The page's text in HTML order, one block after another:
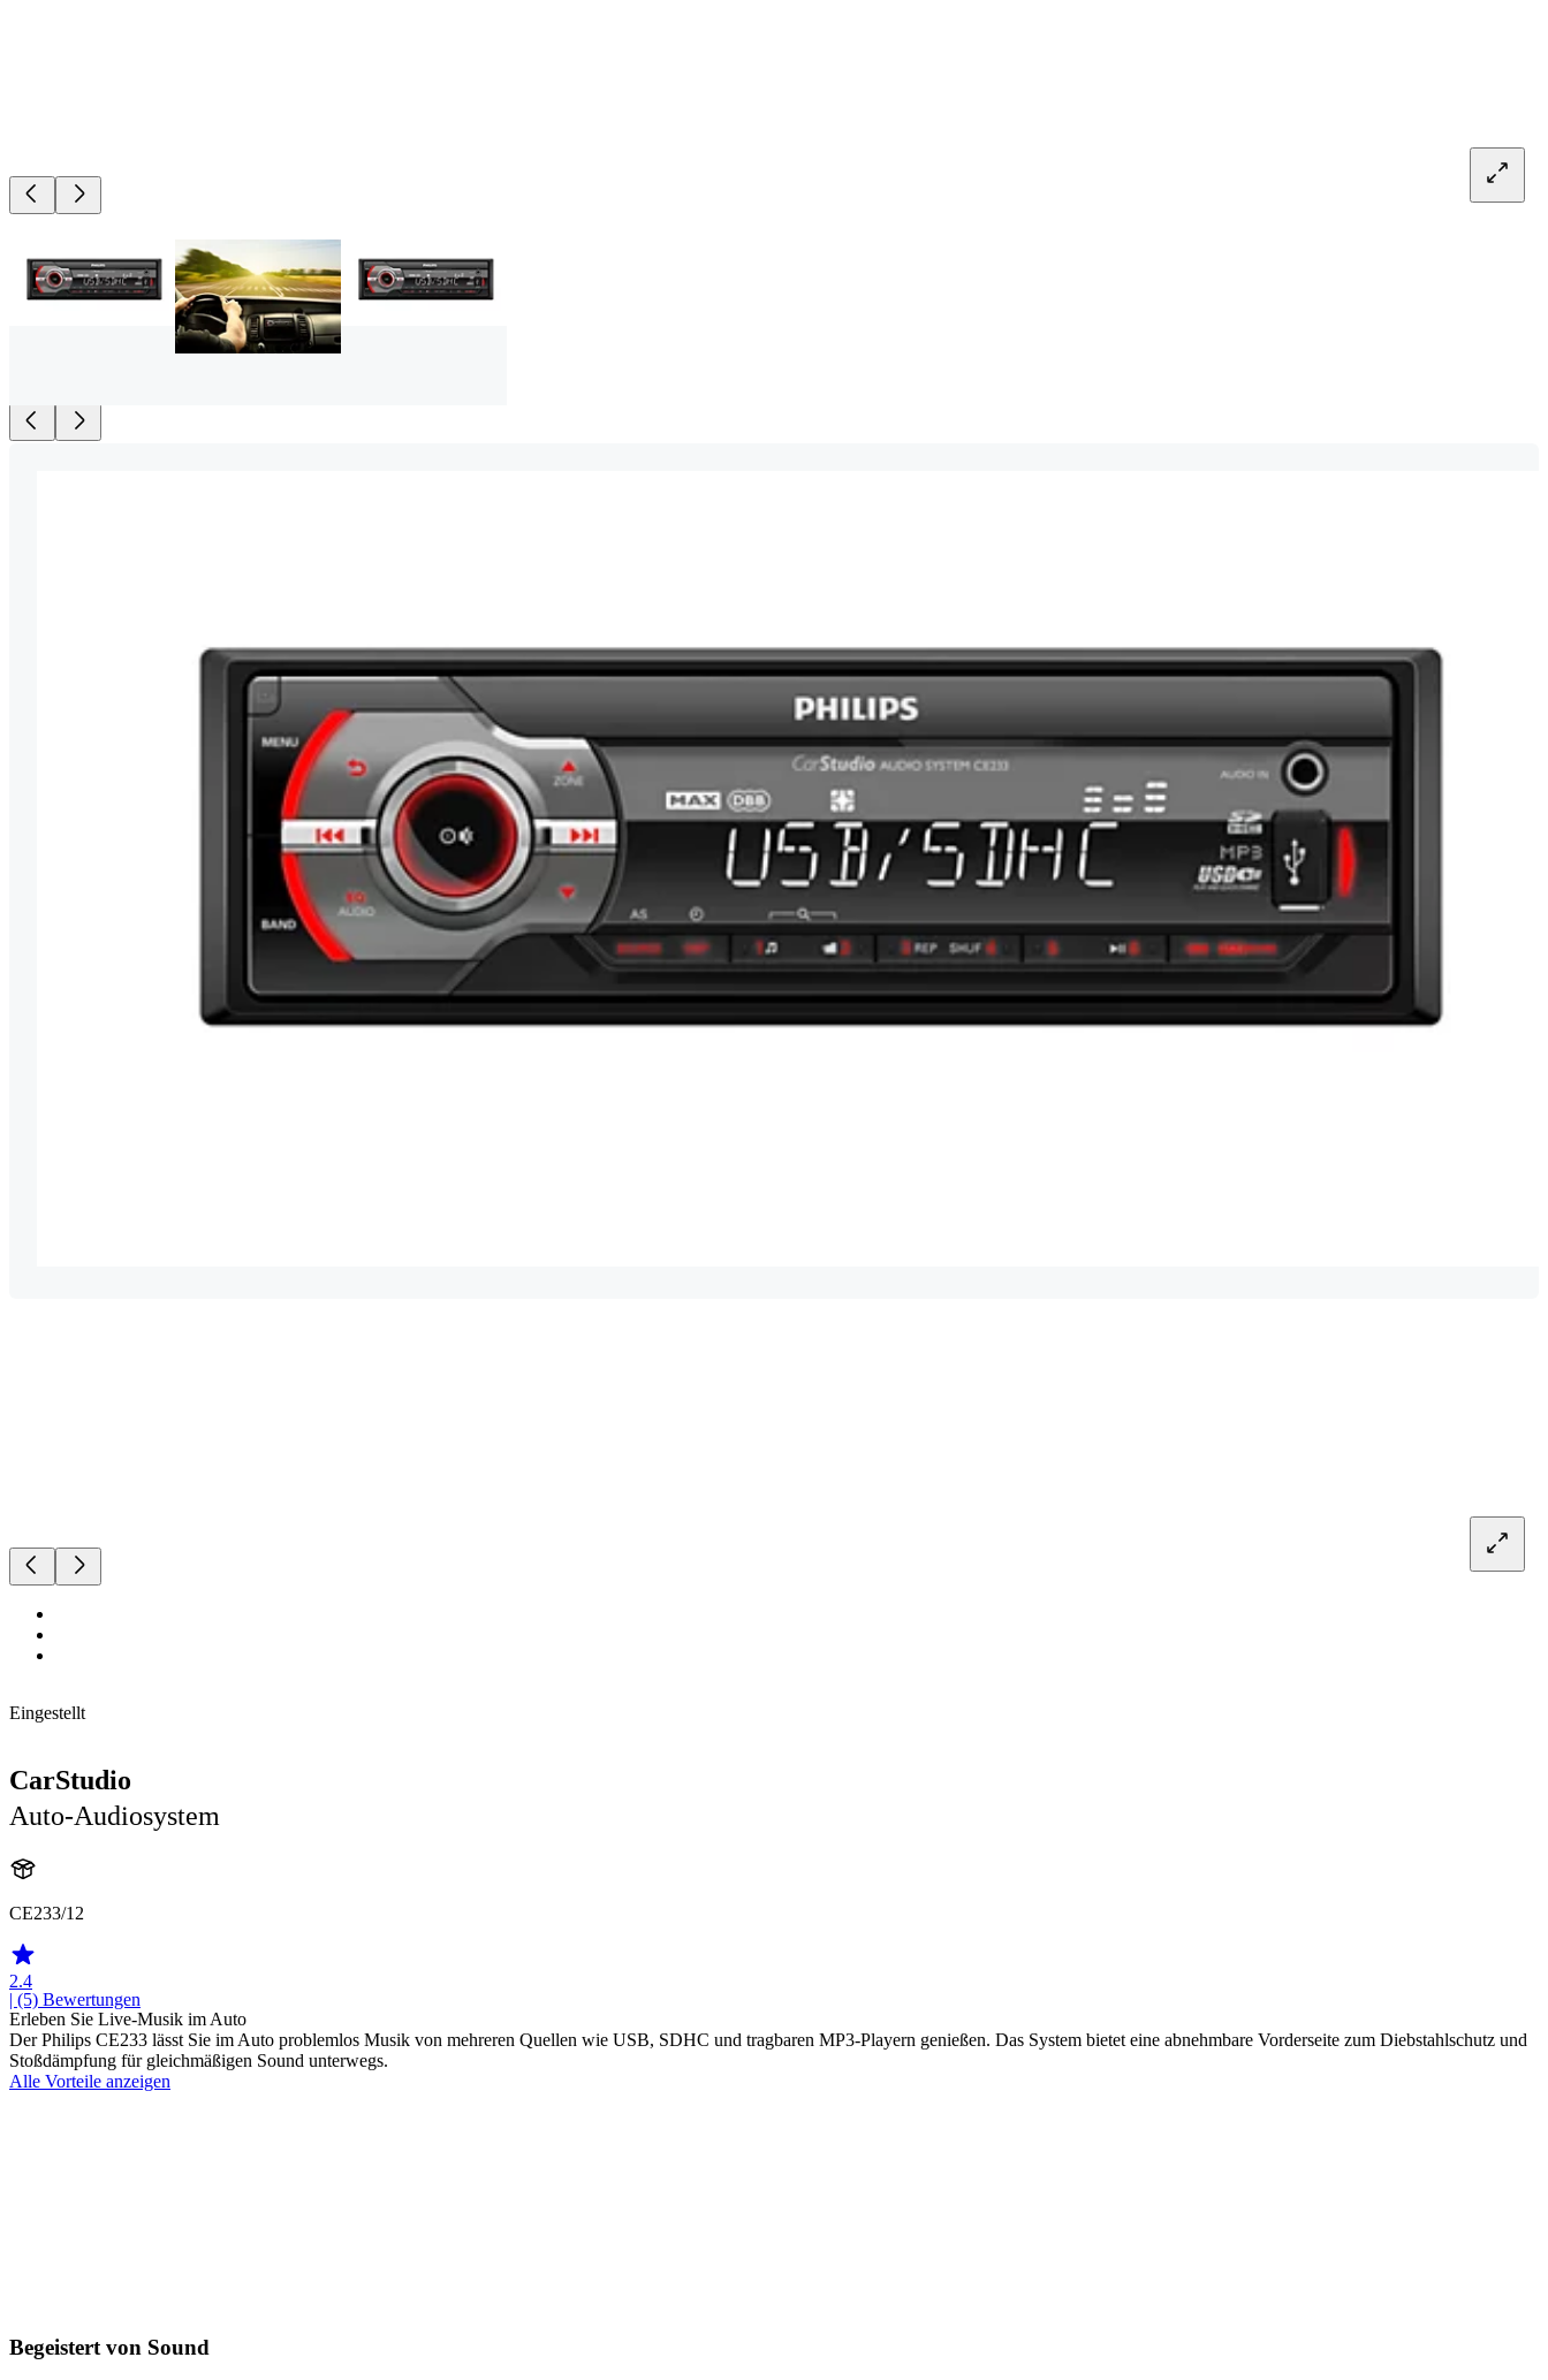
Eingestellt
CarStudio
Auto-Audiosystem
CE233/12
2.4
| (5) Bewertungen
Erleben Sie Live-Musik im Auto
Der Philips CE233 lässt Sie im Auto problemlos Musik von mehreren Quellen wie USB, SDHC und tragbaren MP3-Playern genießen. Das System bietet eine abnehmbare Vorderseite zum Diebstahlschutz und
Stoßdämpfung für gleichmäßigen Sound unterwegs.
Alle Vorteile anzeigen
Begeistert von Sound